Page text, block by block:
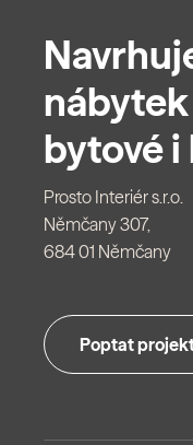
bytové
Prosto Interiér s.r.o.
Němčany 307,
684 01 Němčany
Poptat